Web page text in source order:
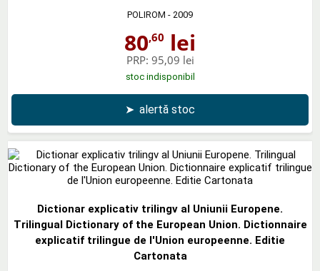
POLIROM - 2009
80,60 lei
PRP: 95,09 lei
stoc indisponibil
➤ alertă stoc
Dictionar explicativ trilingv al Uniunii Europene.
Trilingual Dictionary of the European Union. Dictionnaire
explicatif trilingue de l'Union europeenne. Editie
Cartonata